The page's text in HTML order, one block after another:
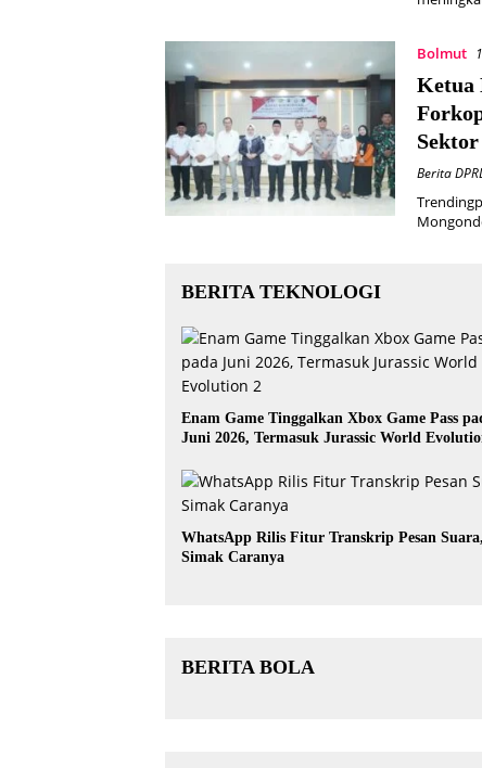
Bolmut
Ketua
Sektor
Berita
BERITA TEKNOLOGI
Enam Game Tinggalkan Xbox Game Pass
Juni 2026, Termasuk Jurassic World
WhatsApp Rilis Fitur Transkrip Pesan Suara,
Simak Caranya
BERITA BOLA